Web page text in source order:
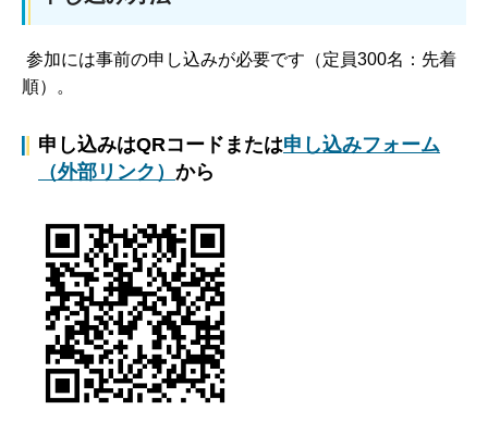
参加には事前の申し込みが必要です（定員300名：先着
順）。
申し込みはQRコードまたは申し込みフォーム
（外部リンク） から